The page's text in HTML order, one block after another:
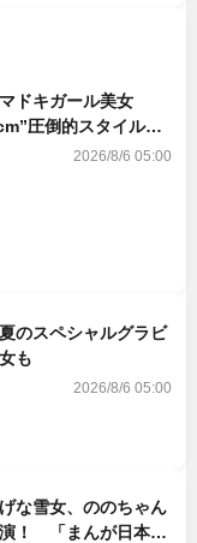
ドキガール美女
圧倒的スタイルの
号
2026/8/6 05:00
のスペシャルグラビ
も
2026/8/6 05:00
な雪女、ののちゃん
！ 「まんが日本昔